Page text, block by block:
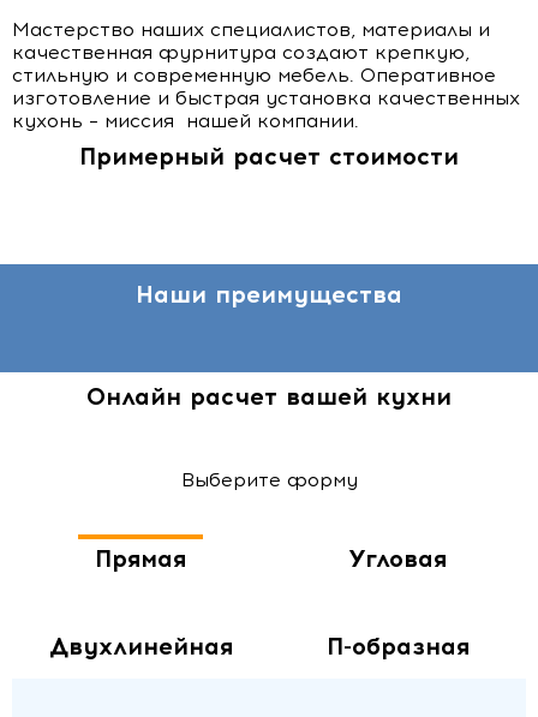
Мастерство наших специалистов, материалы и
качественная фурнитура создают крепкую,
стильную и современную мебель. Оперативное
изготовление и быстрая установка качественных
кухонь – миссия нашей компании.
Примерный расчет стоимости
Наши преимущества
Онлайн расчет вашей кухни
Выберите форму
Прямая Угловая
Двухлинейная П-образная